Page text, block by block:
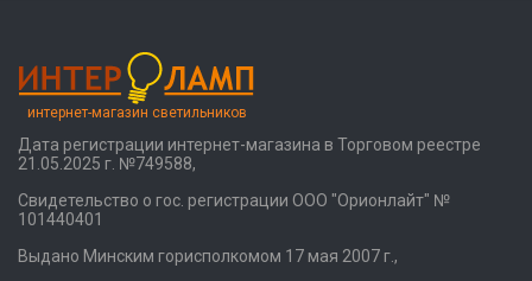
интернет-магазин светильников
Дата регистрации интернет-магазина в Торговом реестре
21.05.2025 г. №749588,
Свидетельство о гос. регистрации ООО "Орионлайт" №
101440401
Выдано Минским горисполкомом 17 мая 2007 г.,